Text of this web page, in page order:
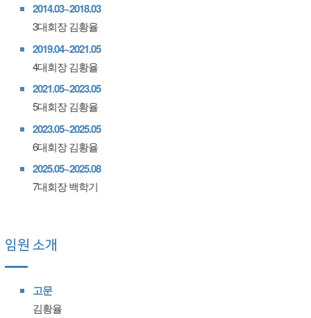
2014.03~2018.03
3대회장 김황율
2019.04~2021.05
4대회장 김황율
2021.05~2023.05
5대회장 김황율
2023.05~2025.05
6대회장 김황율
2025.05~2025.08
7대회장 백학기
임원 소개
고문
김황율